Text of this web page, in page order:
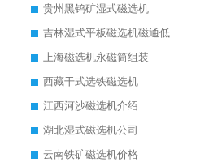
贵州黑钨矿湿式磁选机
吉林湿式平板磁选机磁通低
上海磁选机永磁筒组装
西藏干式选铁磁选机
江西河沙磁选机介绍
湖北湿式磁选机公司
云南铁矿磁选机价格